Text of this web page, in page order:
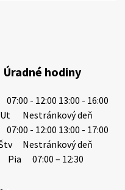
spoločnosť preto
Úradné hodiny
07:00 - 12:00 13:00 - 16:00
Ut
Nestránkový deň
07:00 - 12:00 13:00 - 17:00
Nestránkový deň
Pia
07:00 – 12:30